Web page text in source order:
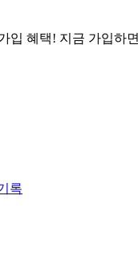
입 혜택! 지금 가입하면
록